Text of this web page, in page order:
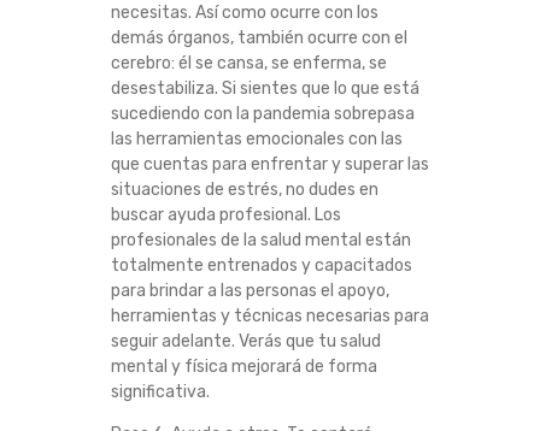
necesitas. Así como ocurre con los
demás órganos, también ocurre con el
cerebro: él se cansa, se enferma, se
desestabiliza. Si sientes que lo que está
sucediendo con la pandemia sobrepasa
las herramientas emocionales con las
que cuentas para enfrentar y superar las
situaciones de estrés, no dudes en
buscar ayuda profesional. Los
profesionales de la salud mental están
totalmente entrenados y capacitados
para brindar a las personas el apoyo,
herramientas y técnicas necesarias para
seguir adelante. Verás que tu salud
mental y física mejorará de forma
significativa.